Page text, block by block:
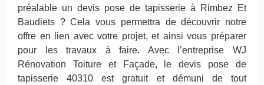
préalable un devis pose de tapisserie à Rimbez Et
Baudiets ? Cela vous permettra de découvrir notre
offre en lien avec votre projet, et ainsi vous préparer
pour les travaux à faire. Avec l’entreprise WJ
Rénovation Toiture et Façade, le devis pose de
tapisserie 40310 est gratuit et démuni de tout